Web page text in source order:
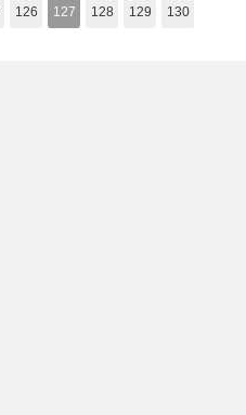
126 127 128 129 130